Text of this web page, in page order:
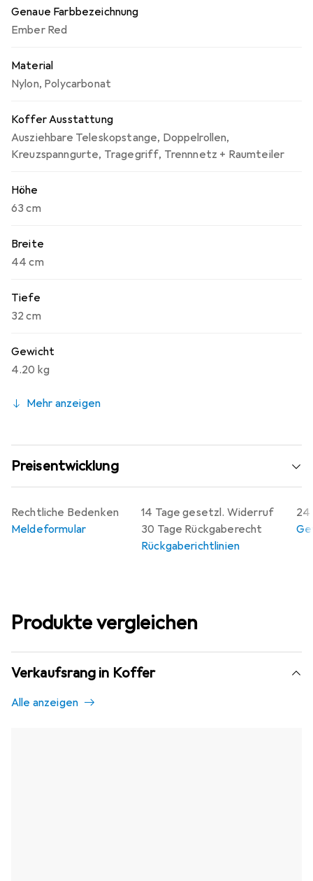
Verhindern Sie Diebstahl mit abschliessbaren
Reissverschlüssen.
Genaue Farbbezeichnung
Ember Red
Material
Nylon, Polycarbonat
Koffer Ausstattung
Ausziehbare Teleskopstange, Doppelrollen,
Kreuzspanngurte, Tragegriff, Trennnetz + Raumteiler
Höhe
63 cm
Breite
44 cm
Tiefe
32 cm
Gewicht
4.20 kg
Mehr anzeigen
Preisentwicklung
14 Tage gesetzl. Widerruf
30 Tage Rückgaberecht
Rückgaberichtlinien
24
Rechtliche Bedenken
Meldeformular
Produkte vergleichen
Verkaufsrang in Koffer
Alle anzeigen